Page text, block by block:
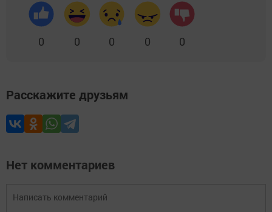
0 0 0 0 0
Расскажите друзьям
Нет комментариев